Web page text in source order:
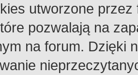
utworzone
pozwalają na
na forum. Dzięki